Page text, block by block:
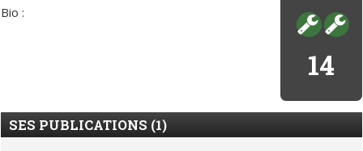
14
Bio :
SES PUBLICATIONS (1)